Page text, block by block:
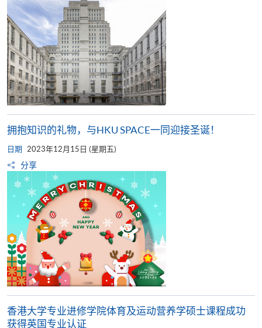
暨
校
长
论
坛
拥抱知识的礼物，与HKU SPACE一同迎接圣诞！
日期 2023年12月15日 (星期五)
分享
香港大学专业进修学院体育及运动营养学硕士课程成功
获得英国专业认证